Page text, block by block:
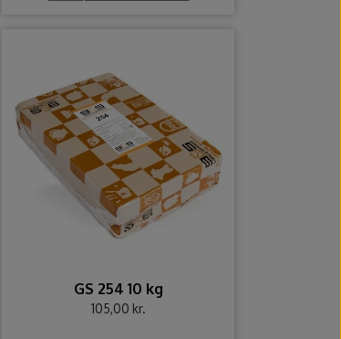
GS 254 10 kg
105,00 kr.